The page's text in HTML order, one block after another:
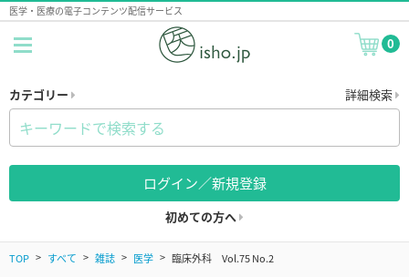
医学・医療の電子コンテンツ配信サービス
0
カテゴリー 詳細検索
ログイン／新規登録
初めての方へ
TOP すべて 雑誌 医学 臨床外科 Vol.75 No.2